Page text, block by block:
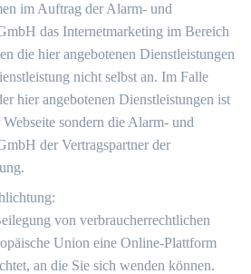
im Auftrag der Alarm- und
das Internetmarketing im Bereich
die hier angebotenen Dienstleistungen
nicht selbst an. Im Falle
hier angebotenen Dienstleistungen ist
sondern die Alarm- und
der Vertragspartner der
von verbraucherrechtlichen
Union eine Online-Plattform
an die Sie sich wenden können.